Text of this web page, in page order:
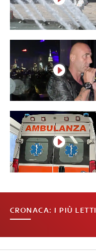
CRONACA: I PIÙ LETTI